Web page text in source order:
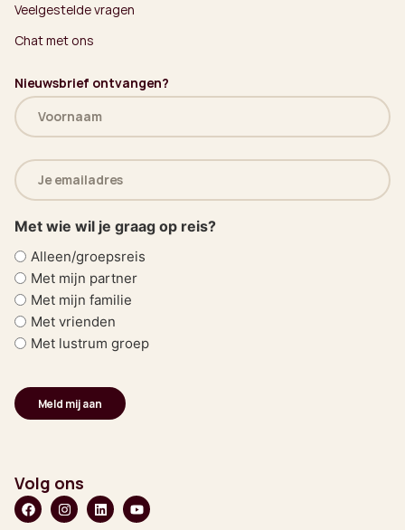
Veelgestelde vragen
Chat met ons
Nieuwsbrief ontvangen?
Naam
(Vereist)
E-
mailadres
(Vereist)
Met wie wil je graag op reis?
Alleen/groepsreis
Met mijn partner
Met mijn familie
Met vrienden
Met lustrum groep
Volg ons